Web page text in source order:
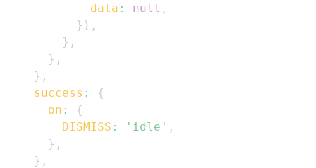
data : null ,
} ) ,
} ,
} ,
} ,
success :
{
on :
{
DISMISS : 'idle' ,
} ,
} ,